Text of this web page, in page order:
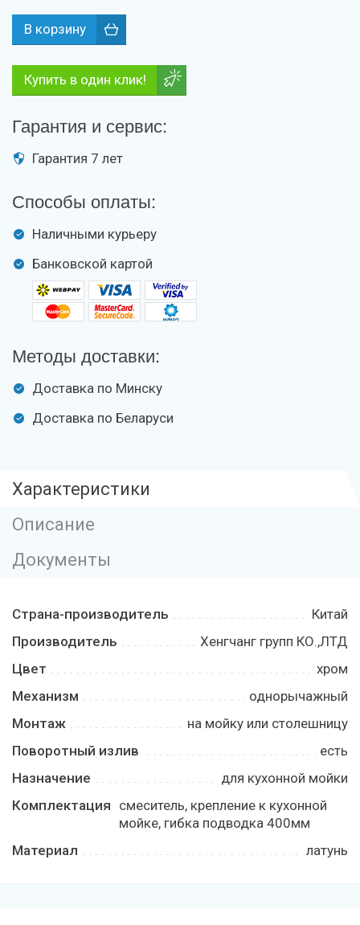
Купить в один клик!
Гарантия и сервис:
Гарантия 7 лет
Способы оплаты:
Наличными курьеру
Банковской картой
Методы доставки:
Доставка по Минску
Доставка по Беларуси
Характеристики
Описание
Документы
Страна-производитель
Китай
Производитель
Хенгчанг групп КО.,ЛТД
Цвет
хром
Механизм
однорычажный
Монтаж
на мойку или столешницу
Поворотный излив
есть
Назначение
для кухонной мойки
Комплектация смеситель, крепление к кухонной
мойке, гибка подводка 400мм
Материал
латунь